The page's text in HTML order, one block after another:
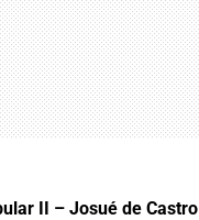
II – Josué de Castro